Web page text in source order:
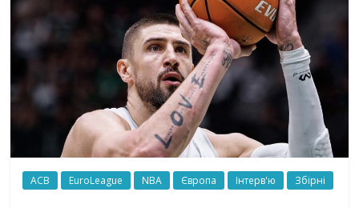
ACB EuroLeague NBA Європа Інтерв'ю Збірні